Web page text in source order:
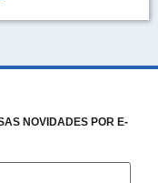
NOVIDADES POR E-